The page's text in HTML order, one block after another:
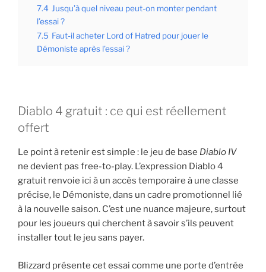
7.4 Jusqu’à quel niveau peut-on monter pendant
l’essai ?
7.5 Faut-il acheter Lord of Hatred pour jouer le
Démoniste après l’essai ?
Diablo 4 gratuit : ce qui est réellement
offert
Le point à retenir est simple : le jeu de base Diablo IV
ne devient pas free-to-play. L’expression Diablo 4
gratuit renvoie ici à un accès temporaire à une classe
précise, le Démoniste, dans un cadre promotionnel lié
à la nouvelle saison. C’est une nuance majeure, surtout
pour les joueurs qui cherchent à savoir s’ils peuvent
installer tout le jeu sans payer.
Blizzard présente cet essai comme une porte d’entrée